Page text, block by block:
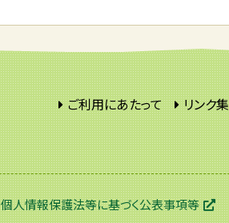
ご利用にあたって リンク集
個人情報保護法等に基づく公表事項等